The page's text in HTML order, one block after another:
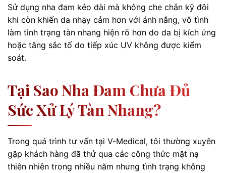
Sử dụng nha đam kéo dài mà không che chắn kỹ đôi
khi còn khiến da nhạy cảm hơn với ánh nắng, vô tình
làm tình trạng tàn nhang hiện rõ hơn do da bị kích ứng
hoặc tăng sắc tố do tiếp xúc UV không được kiểm
soát.
Tại Sao Nha Đam Chưa Đủ
Sức Xử Lý Tàn Nhang?
Trong quá trình tư vấn tại V-Medical, tôi thường xuyên
gặp khách hàng đã thử qua các công thức mặt nạ
thiên nhiên trong nhiều năm nhưng tình trạng không